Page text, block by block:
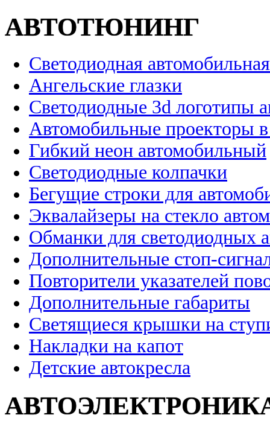
АВТОТЮНИНГ
Светодиодная
Ангельские глазки
Светодиодные 3d логотипы
Автомобильные проекторы
Гибкий неон автомобильный
Светодиодные колпачки
Бегущие строки для
Эквалайзеры на стекло
Обманки для светодиодных
Дополнительные стоп-
Повторители указателей
Дополнительные габариты
Светящиеся крышки на
Накладки на капот
Детские автокресла